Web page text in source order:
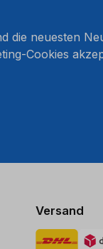
die neuesten
Cookies
Versand